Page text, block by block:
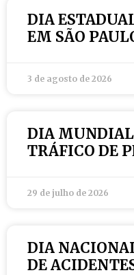
DIA
EM SÃO
3 de agosto de 2026
DIA MUNDIAL
TRÁFICO DE
29 de julho de 2026
DIA
DE